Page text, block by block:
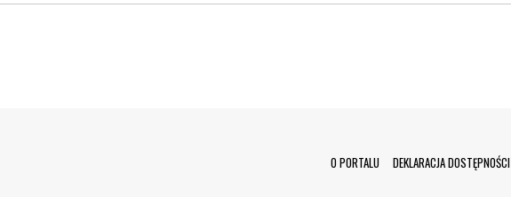
Menu Footer
O PORTALU DEKLARACJA DOSTĘPNOŚCI